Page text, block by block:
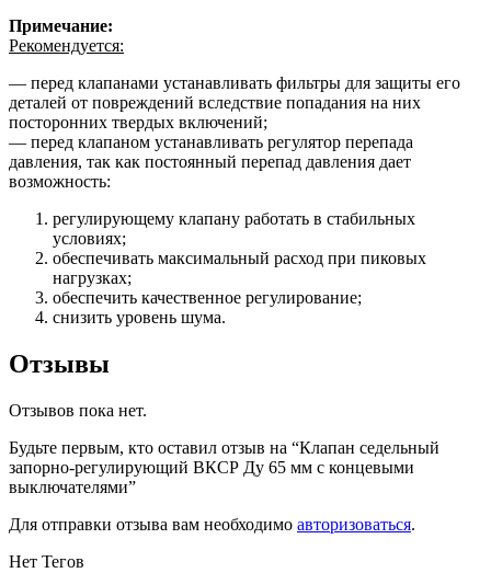
Примечание:
Рекомендуется:
— перед клапанами устанавливать фильтры для защиты его
деталей от повреждений вследствие попадания на них
посторонних твердых включений;
— перед клапаном устанавливать регулятор перепада
давления, так как постоянный перепад давления дает
возможность:
регулирующему клапану работать в стабильных
условиях;
обеспечивать максимальный расход при пиковых
нагрузках;
обеспечить качественное регулирование;
снизить уровень шума.
Отзывы
Отзывов пока нет.
Будьте первым, кто оставил отзыв на “Клапан седельный
запорно-регулирующий ВКСР Ду 65 мм с концевыми
выключателями”
Для отправки отзыва вам необходимо авторизоваться.
Нет Тегов